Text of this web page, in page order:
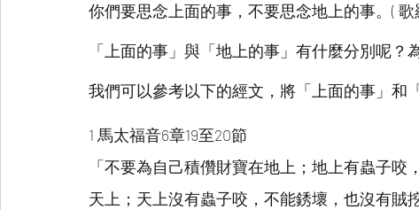
你們要思念上面的事，不要思念地上的事。( 歌
「上面的事」與「地上的事」有什麼分別呢？
我們可以參考以下的經文，將「上面的事」和
1 馬太福音6章19至20節
「不要為自己積儹財寶在地上；地上有蟲子
天上；天上沒有蟲子咬，不能銹壞，也沒有賊